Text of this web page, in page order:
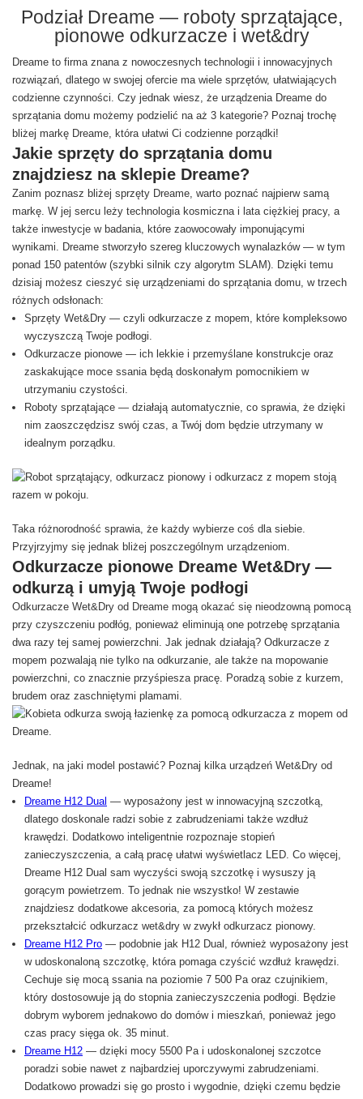
Podział Dreame — roboty sprzątające,
pionowe odkurzacze i wet&dry
Dreame to firma znana z nowoczesnych technologii i innowacyjnych
rozwiązań, dlatego w swojej ofercie ma wiele sprzętów, ułatwiających
codzienne czynności. Czy jednak wiesz, że urządzenia Dreame do
sprzątania domu możemy podzielić na aż 3 kategorie? Poznaj trochę
bliżej markę Dreame, która ułatwi Ci codzienne porządki!
Jakie sprzęty do sprzątania domu
znajdziesz na sklepie Dreame?
Zanim poznasz bliżej sprzęty Dreame, warto poznać najpierw samą
markę. W jej sercu leży technologia kosmiczna i lata ciężkiej pracy, a
także inwestycje w badania, które zaowocowały imponującymi
wynikami. Dreame stworzyło szereg kluczowych wynalazków — w tym
ponad 150 patentów (szybki silnik czy algorytm SLAM). Dzięki temu
dzisiaj możesz cieszyć się urządzeniami do sprzątania domu, w trzech
różnych odsłonach:
Sprzęty Wet&Dry — czyli odkurzacze z mopem, które kompleksowo
wyczyszczą Twoje podłogi.
Odkurzacze pionowe — ich lekkie i przemyślane konstrukcje oraz
zaskakujące moce ssania będą doskonałym pomocnikiem w
utrzymaniu czystości.
Roboty sprzątające — działają automatycznie, co sprawia, że dzięki
nim zaoszczędzisz swój czas, a Twój dom będzie utrzymany w
idealnym porządku.
Taka różnorodność sprawia, że każdy wybierze coś dla siebie.
Przyjrzyjmy się jednak bliżej poszczególnym urządzeniom.
Odkurzacze pionowe Dreame Wet&Dry —
odkurzą i umyją Twoje podłogi
Odkurzacze Wet&Dry od Dreame mogą okazać się nieodzowną pomocą
przy czyszczeniu podłóg, ponieważ eliminują one potrzebę sprzątania
dwa razy tej samej powierzchni. Jak jednak działają? Odkurzacze z
mopem pozwalają nie tylko na odkurzanie, ale także na mopowanie
powierzchni, co znacznie przyśpiesza pracę. Poradzą sobie z kurzem,
brudem oraz zaschniętymi plamami.
Jednak, na jaki model postawić? Poznaj kilka urządzeń Wet&Dry od
Dreame!
Dreame H12 Dual — wyposażony jest w innowacyjną szczotką,
dlatego doskonale radzi sobie z zabrudzeniami także wzdłuż
krawędzi. Dodatkowo inteligentnie rozpoznaje stopień
zanieczyszczenia, a całą pracę ułatwi wyświetlacz LED. Co więcej,
Dreame H12 Dual sam wyczyści swoją szczotkę i wysuszy ją
gorącym powietrzem. To jednak nie wszystko! W zestawie
znajdziesz dodatkowe akcesoria, za pomocą których możesz
przekształcić odkurzacz wet&dry w zwykł odkurzacz pionowy.
Dreame H12 Pro — podobnie jak H12 Dual, również wyposażony jest
w udoskonaloną szczotkę, która pomaga czyścić wzdłuż krawędzi.
Cechuje się mocą ssania na poziomie 7 500 Pa oraz czujnikiem,
który dostosowuje ją do stopnia zanieczyszczenia podłogi. Będzie
dobrym wyborem jednakowo do domów i mieszkań, ponieważ jego
czas pracy sięga ok. 35 minut.
Dreame H12 — dzięki mocy 5500 Pa i udoskonalonej szczotce
poradzi sobie nawet z najbardziej uporczywymi zabrudzeniami.
Dodatkowo prowadzi się go prosto i wygodnie, dzięki czemu będzie